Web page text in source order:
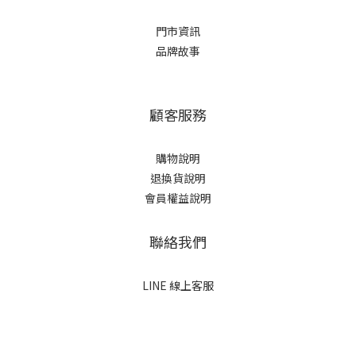
門市資訊
品牌故事
顧客服務
購物說明
退換貨說明
會員權益說明
聯絡我們
LINE 線上客服